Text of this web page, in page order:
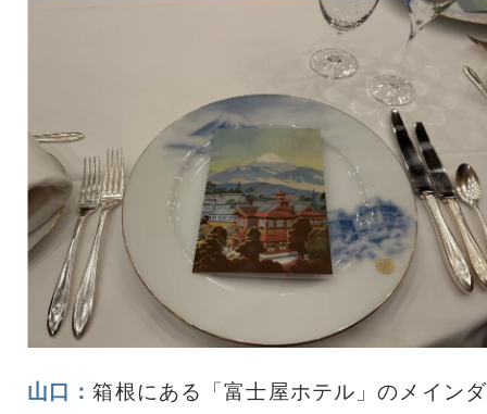
山口：箱根にある「富士屋ホテル」のメインダ